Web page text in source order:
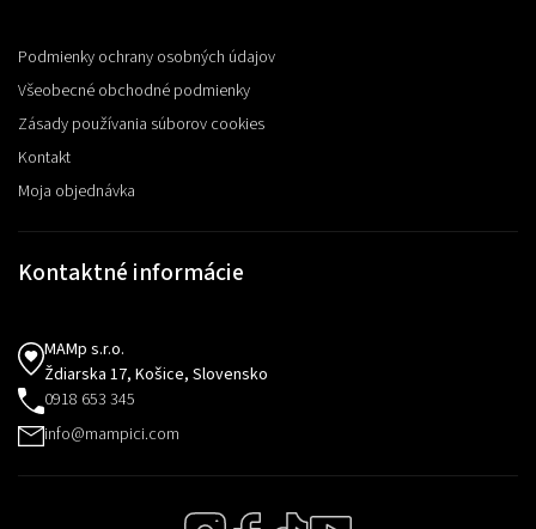
Podmienky ochrany osobných údajov
Všeobecné obchodné podmienky
Zásady používania súborov cookies
Kontakt
Moja objednávka
Kontaktné informácie
MAMp s.r.o.
Ždiarska 17, Košice, Slovensko
0918 653 345
info@mampici.com